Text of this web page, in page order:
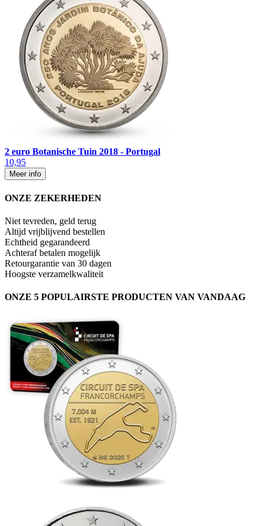
2 euro Botanische Tuin 2018 - Portugal
10,95
Meer info
ONZE ZEKERHEDEN
Niet tevreden, geld terug
Altijd vrijblijvend bestellen
Echtheid gegarandeerd
Achteraf betalen mogelijk
Retourgarantie van 30 dagen
Hoogste verzamelkwaliteit
ONZE 5 POPULAIRSTE PRODUCTEN VAN VANDAAG